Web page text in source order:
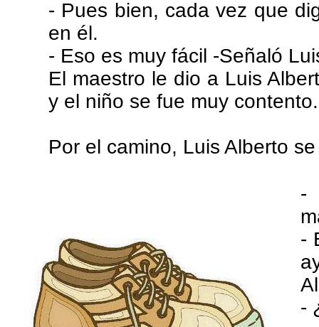
- Pues bien, cada vez que
en él.
- Eso es muy fácil -Señaló
El maestro le dio a Luis
y el niño se fue muy contento.
Por el camino, Luis Alberto
-
-
-